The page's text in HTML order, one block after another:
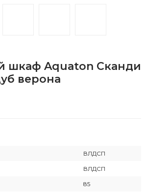
шкаф Aquaton Сканди
верона
ВЛДСП
ВЛДСП
85